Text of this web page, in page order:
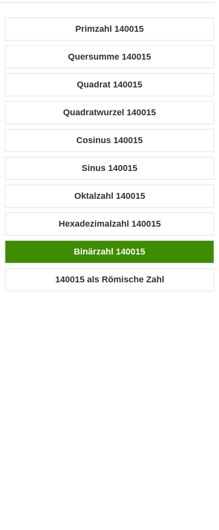
Primzahl 140015
Quersumme 140015
Quadrat 140015
Quadratwurzel 140015
Cosinus 140015
Sinus 140015
Oktalzahl 140015
Hexadezimalzahl 140015
Binärzahl 140015
140015 als Römische Zahl